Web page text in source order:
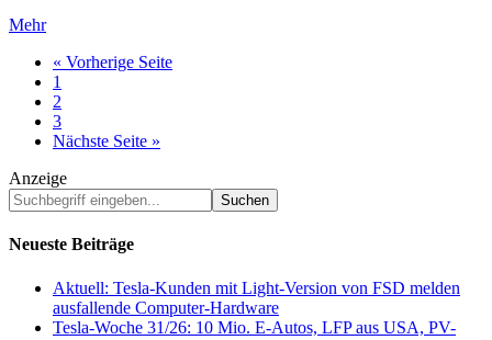
Mehr
« Vorherige Seite
Go
to
page
1
Go
to
page
2
Go
to
3
Nächste Seite »
Anzeige
Suchbegriff
eingeben...
Neueste Beiträge
Aktuell: Tesla-Kunden mit Light-Version von FSD melden
ausfallende Computer-Hardware
Tesla-Woche 31/26: 10 Mio. E-Autos, LFP aus USA, PV-